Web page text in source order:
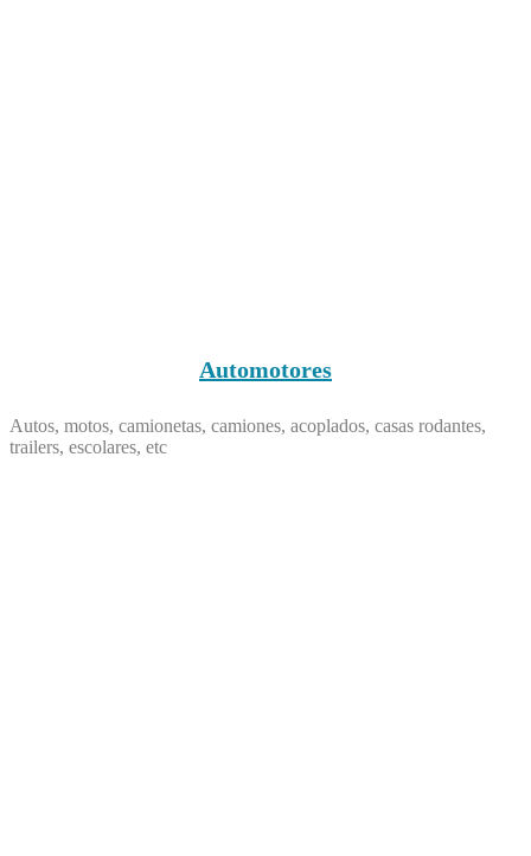
Automotores
Autos, motos, camionetas, camiones, acoplados, casas rodantes,
trailers, escolares, etc